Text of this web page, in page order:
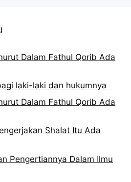
Dalam Fathul Qorib Ada
laki-laki dan hukumnya
Dalam Fathul Qorib Ada
Shalat Itu Ada
Pengertiannya Dalam Ilmu